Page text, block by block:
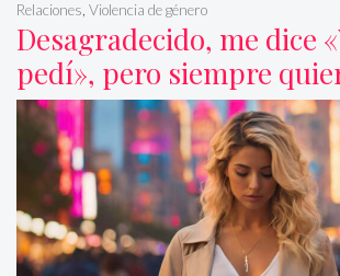
Desagradecido, me dice
pedí», pero siempre
Relaciones, Violencia de género